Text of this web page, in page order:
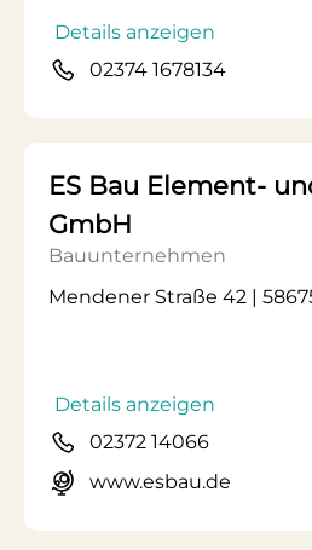
Details anzeigen
02374 1678134
ES Bau Element-
GmbH
Bauunternehmen
Mendener Straße 42 |
Details anzeigen
02372 14066
www.esbau.de